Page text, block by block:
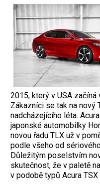
2015, který v USA
Zákazníci se tak na nový
nadcházejícího léta.
japonské automobilky
novou řadu TLX už v
podle všeho od
Důležitým poselstvím
skutečnost, že v paletě
v podobě typů Acura TSX